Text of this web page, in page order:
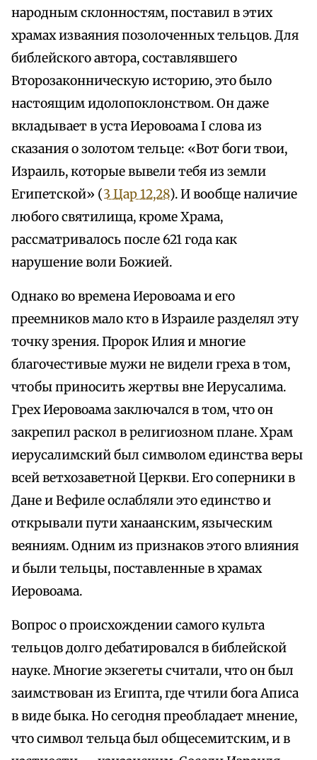
народным склонностям, поставил в этих
храмах изваяния позолоченных тельцов. Для
библейского автора, составлявшего
Второзаконническую историю, это было
настоящим идолопоклонством. Он даже
вкладывает в уста Иеровоама I слова из
сказания о золотом тельце: «Вот боги твои,
Израиль, которые вывели тебя из земли
Египетской» (3 Цар 12,28). И вообще наличие
любого святилища, кроме Храма,
рассматривалось после 621 года как
нарушение воли Божией.
Однако во времена Иеровоама и его
преемников мало кто в Израиле разделял эту
точку зрения. Пророк Илия и многие
благочестивые мужи не видели греха в том,
чтобы приносить жертвы вне Иерусалима.
Грех Иеровоама заключался в том, что он
закрепил раскол в религиозном плане. Храм
иерусалимский был символом единства веры
всей ветхозаветной Церкви. Его соперники в
Дане и Вефиле ослабляли это единство и
открывали пути ханаанским, языческим
веяниям. Одним из признаков этого влияния
и были тельцы, поставленные в храмах
Иеровоама.
Вопрос о происхождении самого культа
тельцов долго дебатировался в библейской
науке. Многие экзегеты считали, что он был
заимствован из Египта, где чтили бога Аписа
в виде быка. Но сегодня преобладает мнение,
что символ тельца был общесемитским, и в